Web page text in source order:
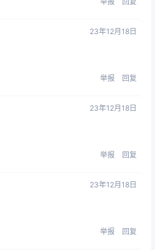
23年12月18日
举报 回复
23年12月18日
举报 回复
23年12月18日
举报 回复